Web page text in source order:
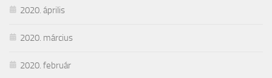
2020. április
2020. március
2020. február